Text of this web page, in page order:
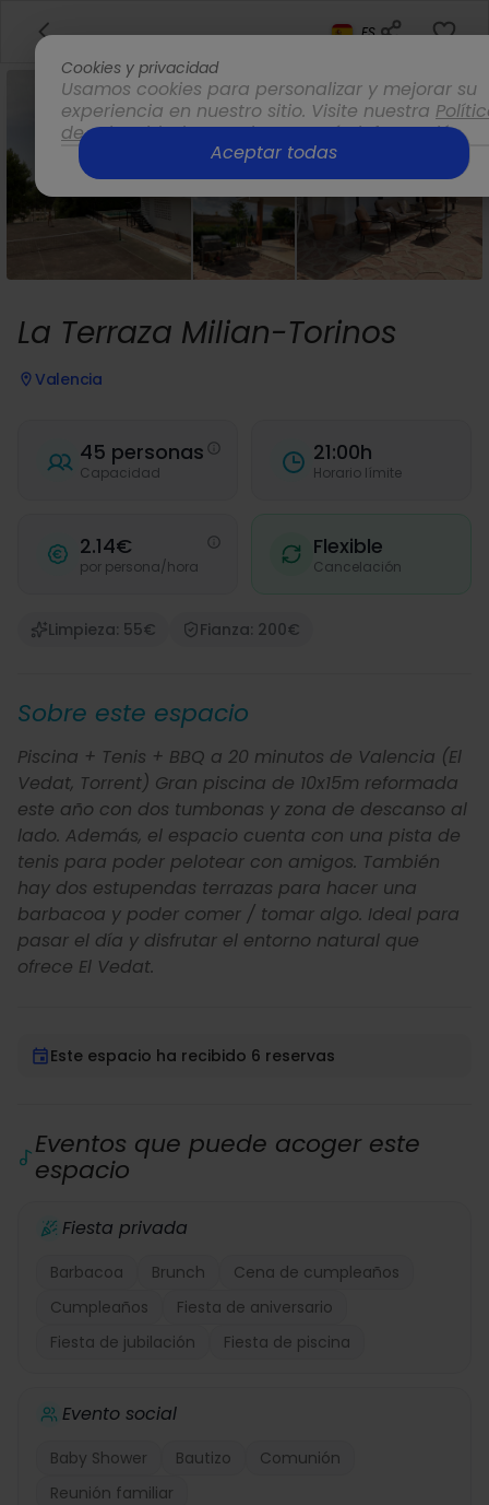
ES
La Terraza Milian-Torinos
Valencia
45 personas
Capacidad
21:00h
Horario límite
2.14€
por persona/hora
Flexible
Cancelación
Limpieza: 55€ Fianza: 200€
Sobre este espacio
Piscina + Tenis + BBQ a 20 minutos de Valencia (El
Vedat​,​ Torrent) Gran piscina de 10x15m reformada
este año con dos tumbonas y zona de descanso al
lado. Además​,​ el espacio cuenta con una pista de
tenis para poder pelotear con amigos. También
hay dos estupendas terrazas para hacer una
barbacoa y poder comer ​/​ tomar algo. Ideal para
pasar el día y disfrutar el entorno natural que
ofrece El Vedat.
Este espacio ha recibido 6 reservas
Eventos que puede acoger este
espacio
Fiesta privada
Barbacoa Brunch
Cena de cumpleaños
Cumpleaños
Fiesta de aniversario
Fiesta de jubilación
Fiesta de piscina
Evento social
Baby Shower Bautizo
Comunión
Reunión familiar
Cookies y privacidad
Usamos cookies para personalizar y mejorar su
experiencia en nuestro sitio. Visite nuestra
de privacidadpara obtener más información.
Opciones
Aceptar todas